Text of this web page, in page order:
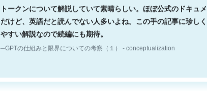
だけど、英語だと読んでない人多いよね。この手の記事に珍し
やすい解説なので続編にも期待。
─GPTの仕組みと限界についての考察（１） - conceptualization